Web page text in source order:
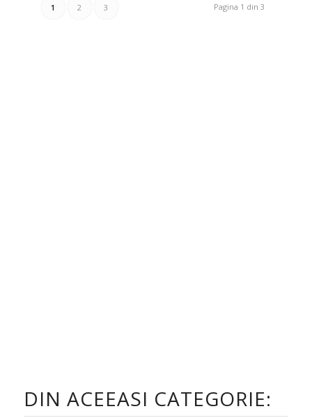
Pagina 1 din 3
1 2 3
DIN ACEEASI CATEGORIE: